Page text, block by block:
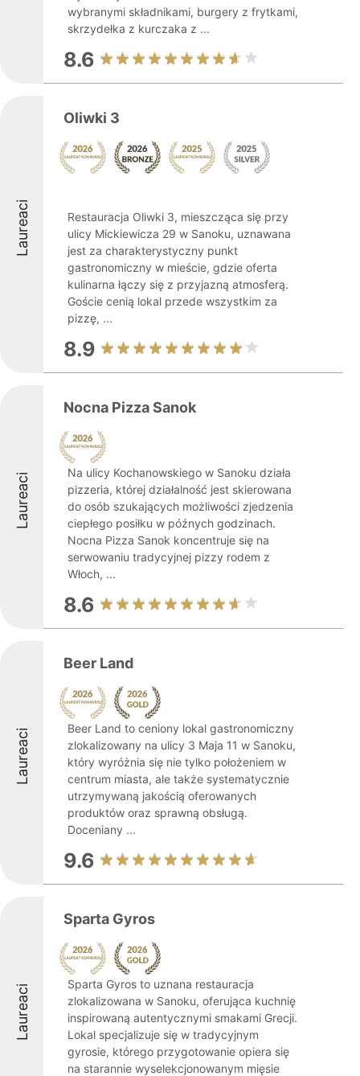
wybranymi składnikami, burgery z frytkami,
skrzydełka z kurczaka z ...
8.6
Laureaci
Oliwki 3
Restauracja Oliwki 3, mieszcząca się przy
ulicy Mickiewicza 29 w Sanoku, uznawana
jest za charakterystyczny punkt
gastronomiczny w mieście, gdzie oferta
kulinarna łączy się z przyjazną atmosferą.
Goście cenią lokal przede wszystkim za
pizzę, ...
8.9
Laureaci
Nocna Pizza Sanok
Na ulicy Kochanowskiego w Sanoku działa
pizzeria, której działalność jest skierowana
do osób szukających możliwości zjedzenia
ciepłego posiłku w późnych godzinach.
Nocna Pizza Sanok koncentruje się na
serwowaniu tradycyjnej pizzy rodem z
Włoch, ...
8.6
Laureaci
Beer Land
Beer Land to ceniony lokal gastronomiczny
zlokalizowany na ulicy 3 Maja 11 w Sanoku,
który wyróżnia się nie tylko położeniem w
centrum miasta, ale także systematycznie
utrzymywaną jakością oferowanych
produktów oraz sprawną obsługą.
Doceniany ...
9.6
Laureaci
Sparta Gyros
Sparta Gyros to uznana restauracja
zlokalizowana w Sanoku, oferująca kuchnię
inspirowaną autentycznymi smakami Grecji.
Lokal specjalizuje się w tradycyjnym
gyrosie, którego przygotowanie opiera się
na starannie wyselekcjonowanym mięsie